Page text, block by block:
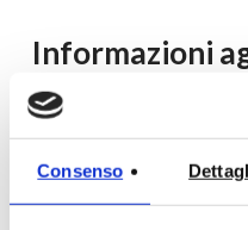
Consenso
Informazioni